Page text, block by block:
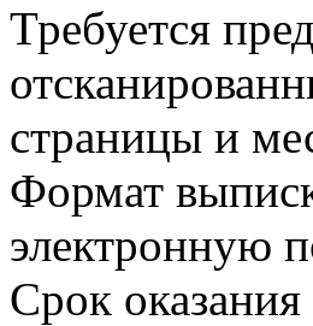
Требуется
страницы и
Формат
электронную
Срок